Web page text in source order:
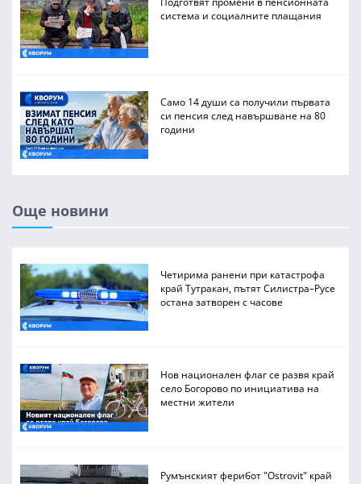
система и социалните плащания
Само 14 души са получили първата
си пенсия след навършване на 80
години
Още новини
Четирима ранени при катастрофа
край Тутракан, пътят Силистра–Русе
остана затворен с часове
Нов национален флаг се развя край
село Богорово по инициатива на
местни жители
Румънският ферибот "Ostrovit" край